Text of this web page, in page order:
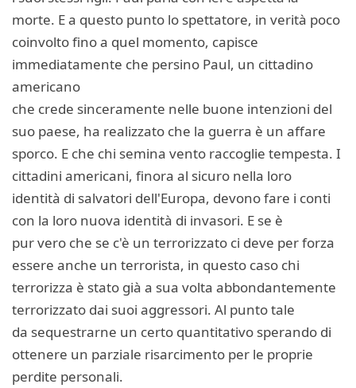
morte. E a questo punto lo spettatore, in verità poco
coinvolto fino a quel momento, capisce
immediatamente che persino Paul, un cittadino
americano
che crede sinceramente nelle buone intenzioni del
suo paese, ha realizzato che la guerra è un affare
sporco. E che chi semina vento raccoglie tempesta. I
cittadini americani, finora al sicuro nella loro
identità di salvatori dell'Europa, devono fare i conti
con la loro nuova identità di invasori. E se è
pur vero che se c'è un terrorizzato ci deve per forza
essere anche un terrorista, in questo caso chi
terrorizza è stato già a sua volta abbondantemente
terrorizzato dai suoi aggressori. Al punto tale
da sequestrarne un certo quantitativo sperando di
ottenere un parziale risarcimento per le proprie
perdite personali.